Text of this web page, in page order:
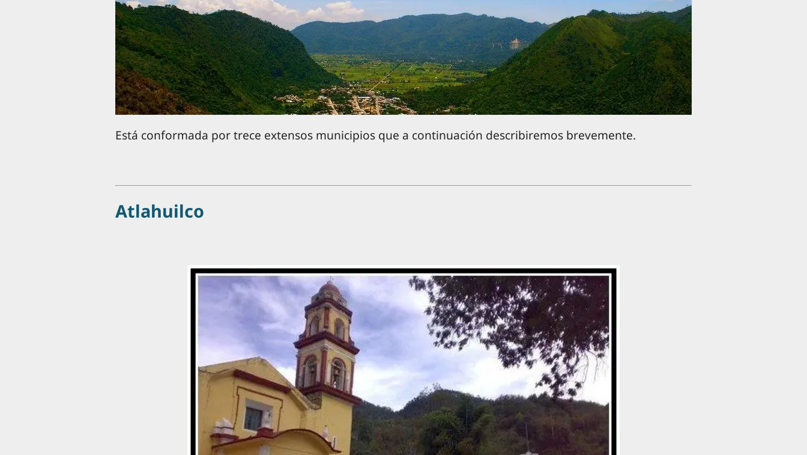
Está conformada por trece extensos municipios que a continuación describiremos brevemente.
Atlahuilco